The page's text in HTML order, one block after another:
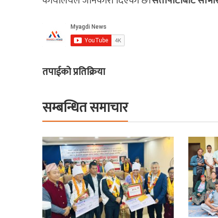
तपाईको प्रतिक्रिया
सम्बन्धित समाचार